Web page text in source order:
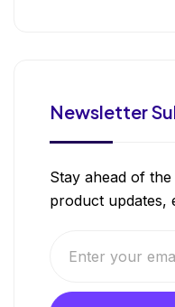
Newsletter
Stay ahead of
product updates,